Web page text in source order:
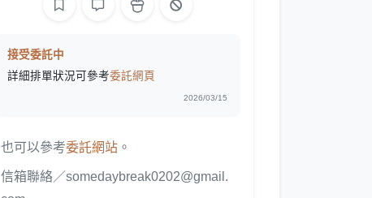
接受委託中
詳細排單狀況可參考委託網頁
2026/03/15
也可以參考委託網站 。
信箱聯絡／somedaybreak0202@gmail.